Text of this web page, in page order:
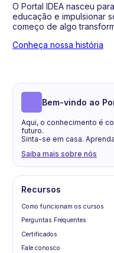
O Portal IDEA nasceu
educação e impulsionar
começo de algo
Conheça nossa história
Bem-vindo ao
Aqui, o conhecimento é
futuro.
Sinta-se em casa.
Saiba mais sobre nós
Recursos
Como funcionam os cursos
Perguntas Frequentes
Certificados
Fale conosco